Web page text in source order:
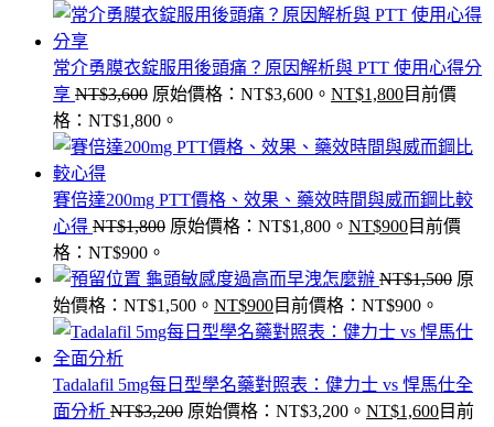
常介勇膜衣錠服用後頭痛？原因解析與 PTT 使用心得分
享 NT$3,600 原始價格：NT$3,600。 NT$1,800目前價
格：NT$1,800。
賽倍達200mg PTT價格、效果、藥效時間與威而鋼比較
心得 NT$1,800 原始價格：NT$1,800。 NT$900目前價
格：NT$900。
龜頭敏感度過高而早洩怎麼辦 NT$1,500 原
始價格：NT$1,500。 NT$900目前價格：NT$900。
Tadalafil 5mg每日型學名藥對照表：健力士 vs 悍馬仕全
面分析 NT$3,200 原始價格：NT$3,200。 NT$1,600目前